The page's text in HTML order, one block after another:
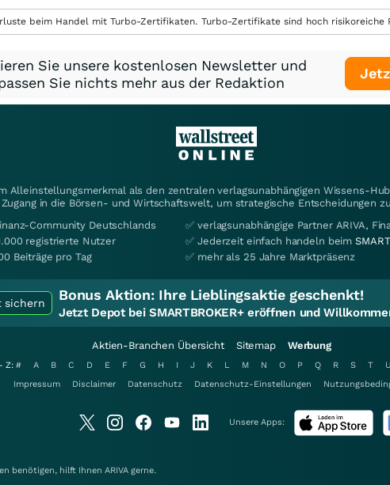
beim Handel mit Turbo-Zertifikaten. Turbo-Zertifikate sind hoch
Sie unsere kostenlosen Newsletter und
Sie nichts mehr aus der Redaktion
Alleinstellungsmerkmal als den zentralen verlagsunabhängigen Wissens-
Zugang in die Börsen- und Wirtschaftswelt, um strategische Entscheidungen
Community Deutschlands
registrierte Nutzer
Beiträge pro Tag
✅ verlagsunabhängige Partner ARIVA,
✅ Jederzeit einfach handeln beim
✅ mehr als 25 Jahre Marktpräsenz
sichern Bonus Aktion: Ihre Lieblingsaktie geschenkt!
Jetzt Depot bei SMARTBROKER+ eröffnen und
Aktien-Branchen Übersicht Sitemap Werbung
Z: # A B C D E F G H I J K L M N O P Q R S T U
Impressum
Disclaimer Datenschutz Datenschutz-Einstellungen
Unsere Apps:
benötigen, hilft Ihnen ARIVA gerne.